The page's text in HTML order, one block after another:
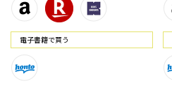
電⼦書籍で買う